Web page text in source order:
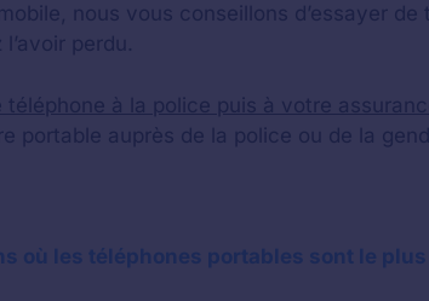
nous vous conseillons d’essayer
perdu.
à la police puis à votre
portable auprès de la police ou de la
où les téléphones portables sont le